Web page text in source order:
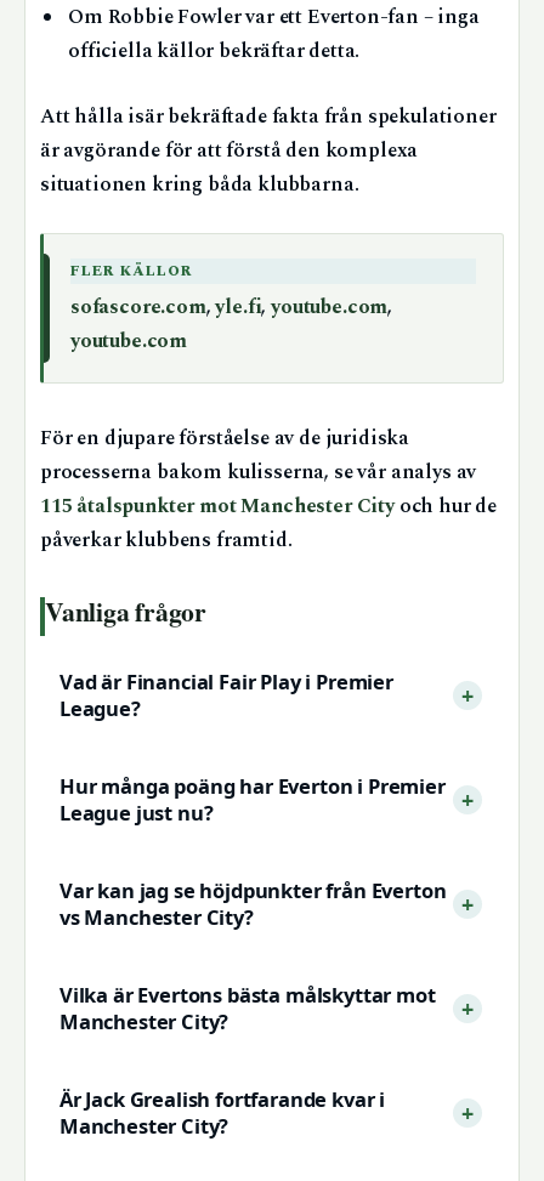
Om Robbie Fowler var ett Everton-fan – inga
officiella källor bekräftar detta.
Att hålla isär bekräftade fakta från spekulationer
är avgörande för att förstå den komplexa
situationen kring båda klubbarna.
FLER KÄLLOR
sofascore.com,yle.fi,youtube.com,
youtube.com
För en djupare förståelse av de juridiska
processerna bakom kulisserna, se vår analys av
115 åtalspunkter mot Manchester Cityoch hur de
påverkar klubbens framtid.
Vanliga frågor
Vad är Financial Fair Play i Premier
League?
Hur många poäng har Everton i Premier
League just nu?
Var kan jag se höjdpunkter från Everton
vs Manchester City?
Vilka är Evertons bästa målskyttar mot
Manchester City?
Är Jack Grealish fortfarande kvar i
Manchester City?